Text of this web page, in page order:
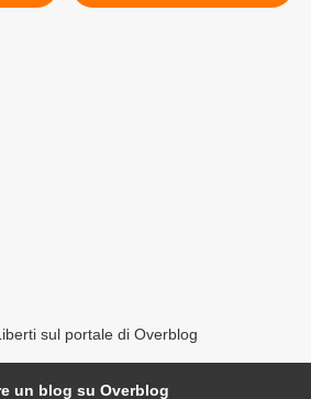
sul portale di Overblog
un blog su Overblog